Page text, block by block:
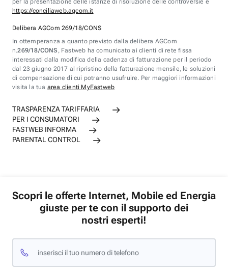
per la presentazione delle istanze di risoluzione delle controversie è
https://conciliaweb.agcom.it
Delibera AGCom 269/18/CONS
In ottemperanza a quanto previsto dalla delibera AGCom
n.269/18/CONS , Fastweb ha comunicato ai clienti di rete fissa
interessati dalla modifica della cadenza di fatturazione per il periodo
dal 23 giugno 2017 al ripristino della fatturazione mensile, le soluzioni
di compensazione di cui potranno usufruire. Per maggiori informazioni
visita la tua area clienti MyFastweb
TRASPARENZA TARIFFARIA
PER I CONSUMATORI
FASTWEB INFORMA
PARENTAL CONTROL
Scopri le offerte Internet, Mobile ed Energia
giuste per te con il supporto dei
nostri esperti!
inserisci il tuo numero di telefono